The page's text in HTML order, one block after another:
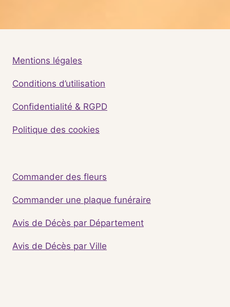
Mentions légales
Conditions d’utilisation
Confidentialité & RGPD
Politique des cookies
Commander des fleurs
Commander une plaque funéraire
Avis de Décès par Département
Avis de Décès par Ville